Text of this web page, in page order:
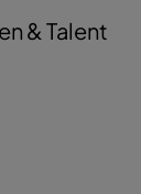
& Talent